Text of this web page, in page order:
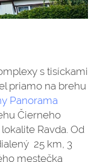
s tisíckami
priamo na brehu
Panorama
Čierneho
Ravda. Od
25 km, 3
mestečka